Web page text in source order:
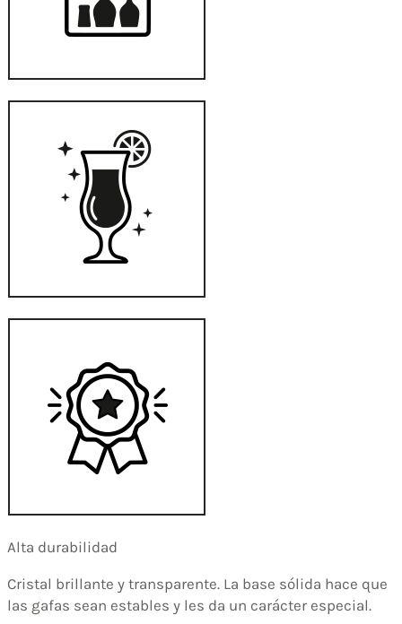
Alta durabilidad
Cristal brillante y transparente. La base sólida hace que
las gafas sean estables y les da un carácter especial.